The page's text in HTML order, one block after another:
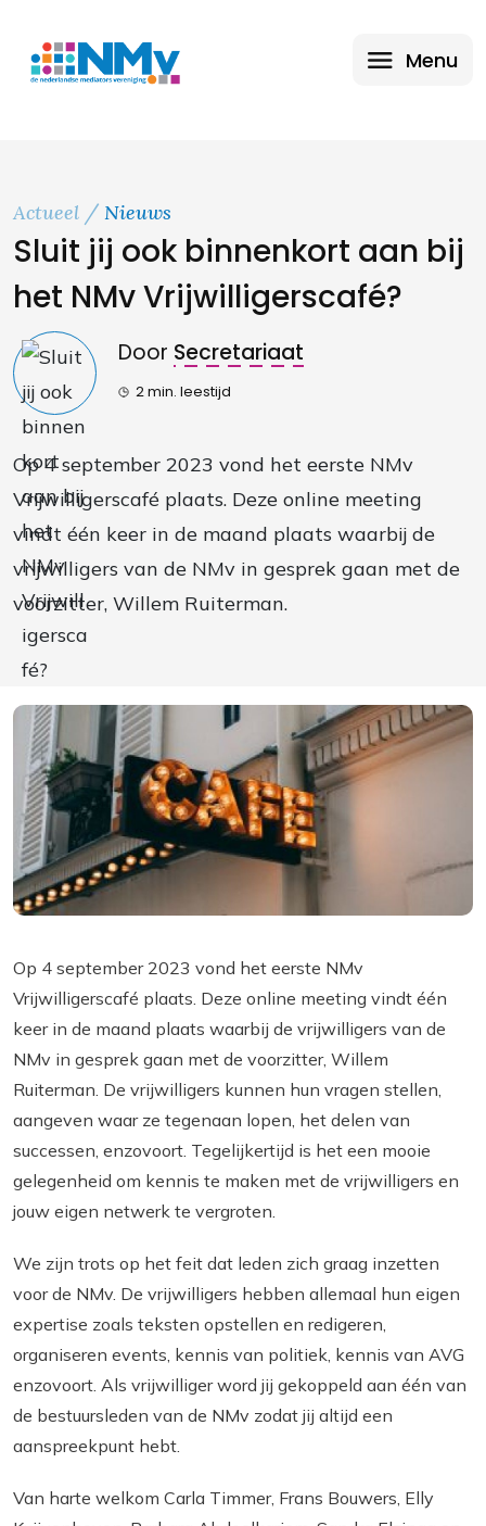
Menu
Actueel Nieuws
Sluit jij ook binnenkort aan bij
het NMv Vrijwilligerscafé?
Door Secretariaat
2 min. leestijd
Op 4 september 2023 vond het eerste NMv
Vrijwilligerscafé plaats. Deze online meeting
vindt één keer in de maand plaats waarbij de
vrijwilligers van de NMv in gesprek gaan met de
voorzitter, Willem Ruiterman.
Op 4 september 2023 vond het eerste NMv
Vrijwilligerscafé plaats. Deze online meeting vindt één
keer in de maand plaats waarbij de vrijwilligers van de
NMv in gesprek gaan met de voorzitter, Willem
Ruiterman. De vrijwilligers kunnen hun vragen stellen,
aangeven waar ze tegenaan lopen, het delen van
successen, enzovoort. Tegelijkertijd is het een mooie
gelegenheid om kennis te maken met de vrijwilligers en
jouw eigen netwerk te vergroten.
We zijn trots op het feit dat leden zich graag inzetten
voor de NMv. De vrijwilligers hebben allemaal hun eigen
expertise zoals teksten opstellen en redigeren,
organiseren events, kennis van politiek, kennis van AVG
enzovoort. Als vrijwilliger word jij gekoppeld aan één van
de bestuursleden van de NMv zodat jij altijd een
aanspreekpunt hebt.
Van harte welkom Carla Timmer, Frans Bouwers, Elly